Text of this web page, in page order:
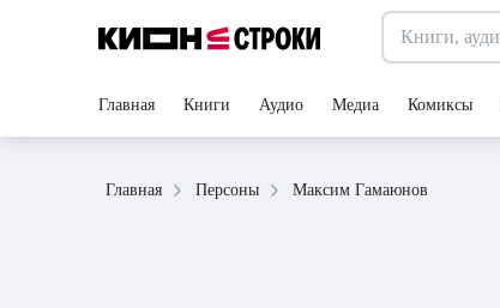
Главная Книги Аудио Медиа Комиксы
Главная Персоны Максим Гамаюнов